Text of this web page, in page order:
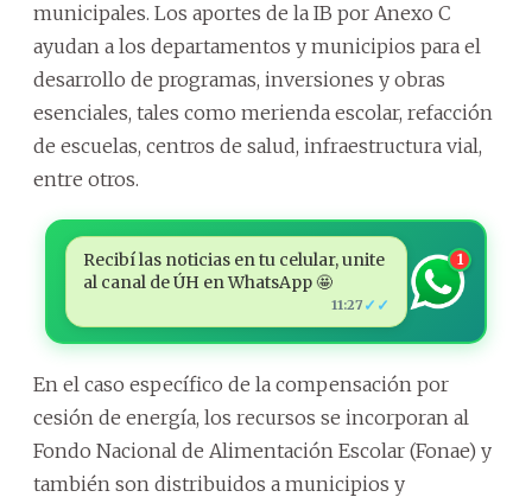
municipales. Los aportes de la IB por Anexo C
ayudan a los departamentos y municipios para el
desarrollo de programas, inversiones y obras
esenciales, tales como merienda escolar, refacción
de escuelas, centros de salud, infraestructura vial,
entre otros.
Recibí las noticias en tu celular, unite
al canal de ÚH en WhatsApp 🤩
11:27 ✓✓
1
En el caso específico de la compensación por
cesión de energía, los recursos se incorporan al
Fondo Nacional de Alimentación Escolar (Fonae) y
también son distribuidos a municipios y